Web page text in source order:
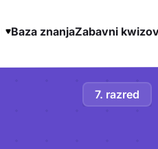
Baza znanjaZabavni
7. razred